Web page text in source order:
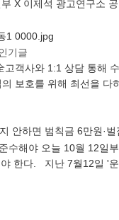
X 이제석 광고연구소
객사와 1:1 상담 통해
보호를 위해 최선을
안하면 범칙금 6만원·
수해야 오늘 10월 12일
야 한다. 지난 7월12일 '